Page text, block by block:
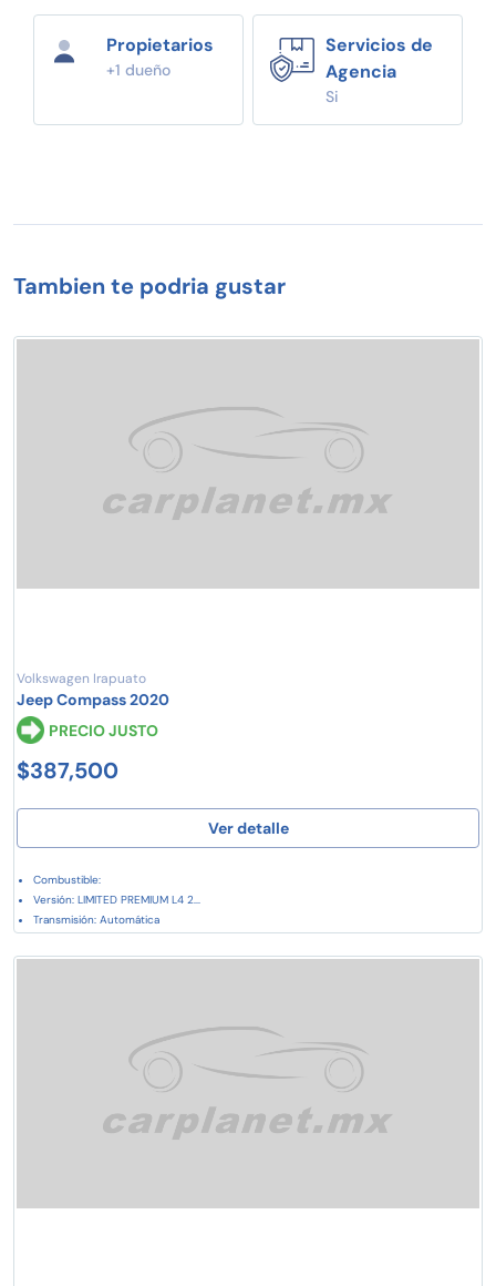
Propietarios
+1 dueño
Servicios de
Agencia
Si
Tambien te podria gustar
Volkswagen Irapuato
Jeep Compass 2020
PRECIO JUSTO
$387,500
Ver detalle
Combustible:
Versión: LIMITED PREMIUM L4 2...
Transmisión: Automática